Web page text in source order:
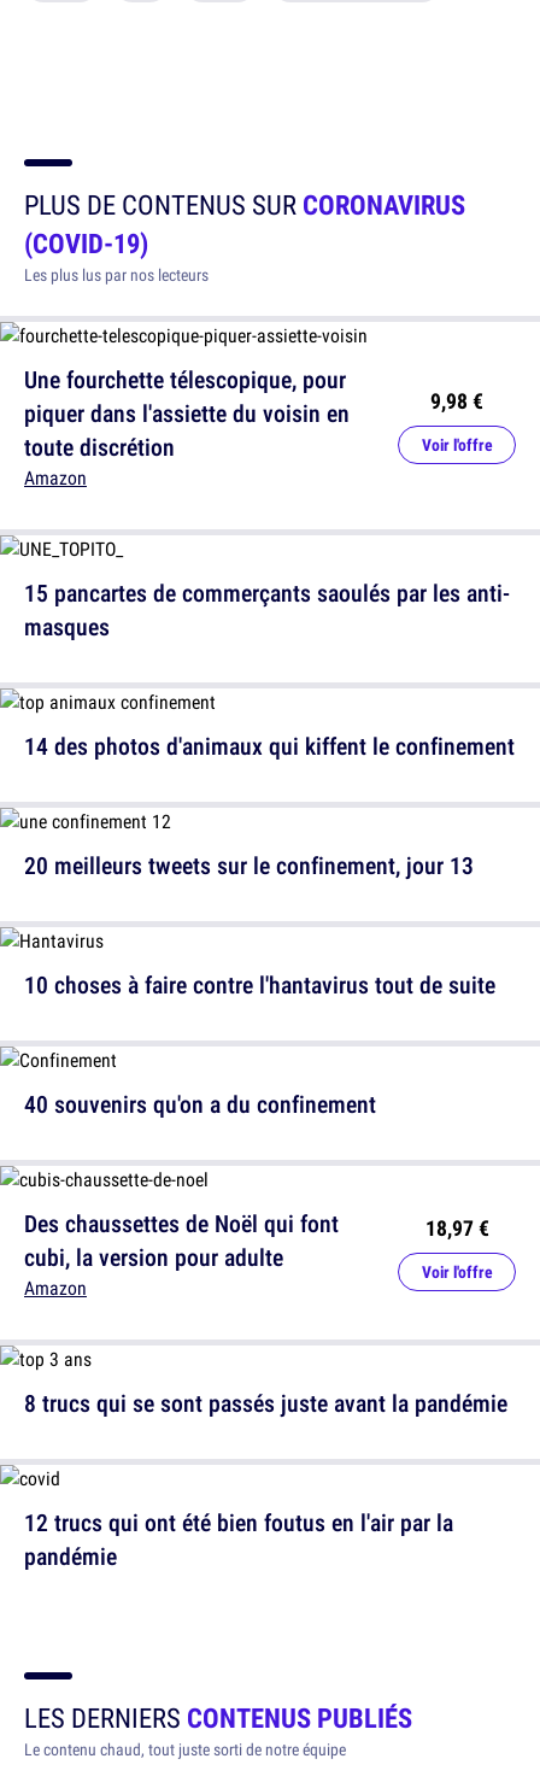
PLUS DE CONTENUS SURCORONAVIRUS
(COVID-19)
Les plus lus par nos lecteurs
Une fourchette télescopique, pour
piquer dans l'assiette du voisin en
toute discrétion
Amazon
9,98 €
Voir l'offre
14 des photos d'animaux qui kiffent le confinement
10 choses à faire contre l'hantavirus tout de suite
Des chaussettes de Noël qui font
cubi, la version pour adulte
Amazon
18,97 €
Voir l'offre
12 trucs qui ont été bien foutus en l'air par la
pandémie
15 pancartes de commerçants saoulés par les anti-
masques
20 meilleurs tweets sur le confinement, jour 13
40 souvenirs qu'on a du confinement
8 trucs qui se sont passés juste avant la pandémie
LES DERNIERS CONTENUS PUBLIÉS
Le contenu chaud, tout juste sorti de notre équipe